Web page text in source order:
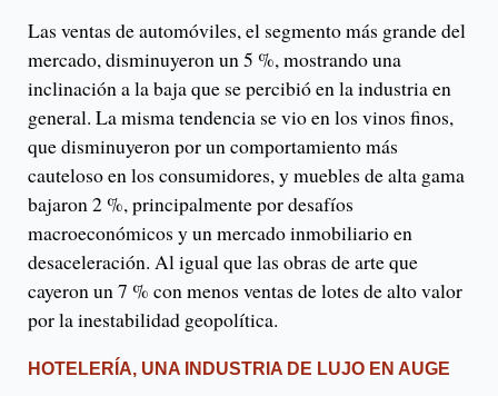
Las ventas de automóviles, el segmento más grande del
mercado, disminuyeron un 5 %, mostrando una
inclinación a la baja que se percibió en la industria en
general. La misma tendencia se vio en los vinos finos,
que disminuyeron por un comportamiento más
cauteloso en los consumidores, y muebles de alta gama
bajaron 2 %, principalmente por desafíos
macroeconómicos y un mercado inmobiliario en
desaceleración. Al igual que las obras de arte que
cayeron un 7 % con menos ventas de lotes de alto valor
por la inestabilidad geopolítica.
HOTELERÍA, UNA INDUSTRIA DE LUJO EN AUGE